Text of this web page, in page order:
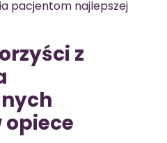
pacjentom najlepszej
z